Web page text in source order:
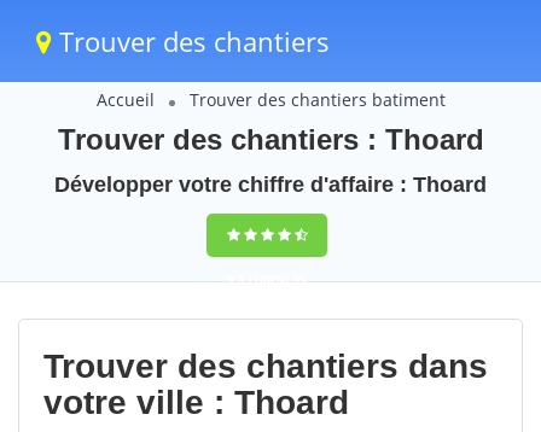
Trouver des chantiers
Accueil Trouver des chantiers batiment
Trouver des chantiers : Thoard
Développer votre chiffre d'affaire : Thoard
9,5(100%)39
votes
Trouver des chantiers dans
votre ville : Thoard